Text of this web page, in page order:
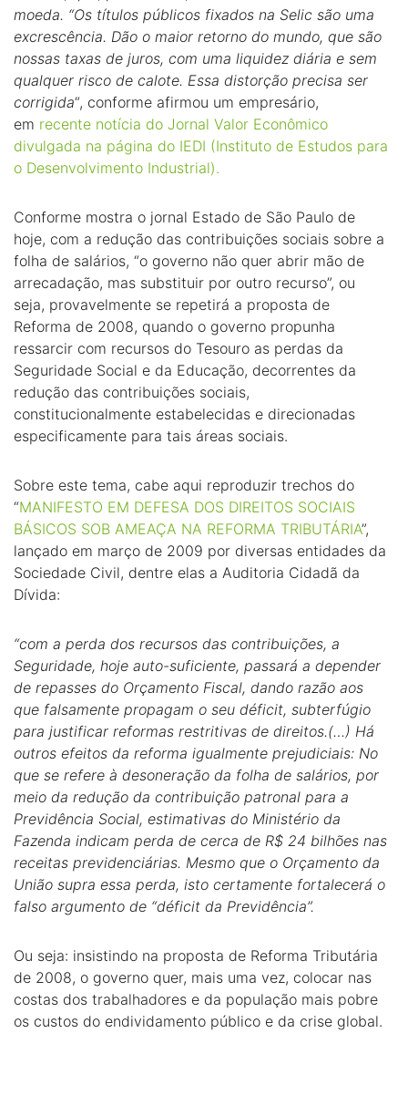
moeda. “Os títulos públicos fixados na Selic são uma
excrescência. Dão o maior retorno do mundo, que são
nossas taxas de juros, com uma liquidez diária e sem
qualquer risco de calote. Essa distorção precisa ser
corrigida“, conforme afirmou um empresário,
em recente notícia do Jornal Valor Econômico
divulgada na página do IEDI (Instituto de Estudos para
o Desenvolvimento Industrial).
Conforme mostra o jornal Estado de São Paulo de
hoje, com a redução das contribuições sociais sobre a
folha de salários, “o governo não quer abrir mão de
arrecadação, mas substituir por outro recurso”, ou
seja, provavelmente se repetirá a proposta de
Reforma de 2008, quando o governo propunha
ressarcir com recursos do Tesouro as perdas da
Seguridade Social e da Educação, decorrentes da
redução das contribuições sociais,
constitucionalmente estabelecidas e direcionadas
especificamente para tais áreas sociais.
Sobre este tema, cabe aqui reproduzir trechos do
“MANIFESTO EM DEFESA DOS DIREITOS SOCIAIS
BÁSICOS SOB AMEAÇA NA REFORMA TRIBUTÁRIA”,
lançado em março de 2009 por diversas entidades da
Sociedade Civil, dentre elas a Auditoria Cidadã da
Dívida:
“com a perda dos recursos das contribuições, a
Seguridade, hoje auto-suficiente, passará a depender
de repasses do Orçamento Fiscal, dando razão aos
que falsamente propagam o seu déficit, subterfúgio
para justificar reformas restritivas de direitos.(…) Há
outros efeitos da reforma igualmente prejudiciais: No
que se refere à desoneração da folha de salários, por
meio da redução da contribuição patronal para a
Previdência Social, estimativas do Ministério da
Fazenda indicam perda de cerca de R$ 24 bilhões nas
receitas previdenciárias. Mesmo que o Orçamento da
União supra essa perda, isto certamente fortalecerá o
falso argumento de “déficit da Previdência”.
Ou seja: insistindo na proposta de Reforma Tributária
de 2008, o governo quer, mais uma vez, colocar nas
costas dos trabalhadores e da população mais pobre
os custos do endividamento público e da crise global.